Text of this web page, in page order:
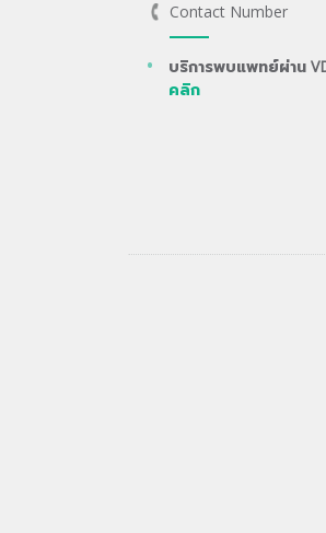
Contact Number
บริการพบแพทย์ผ่าน
คลิก